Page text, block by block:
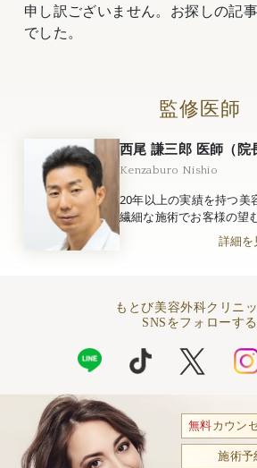
申し訳ございません。お探しの記
でした。
監修医師
西尾 謙三郎 医師（院
Kenzaburo Nishio
20年以上の実績を持つ美
繊細な施術でお客様の望
詳細を
もとび美容外科クリニ
SNSをフォローする
無料カウン
施術予